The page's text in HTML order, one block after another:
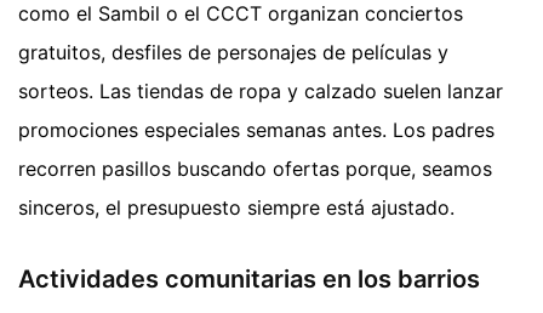
como el Sambil o el CCCT organizan conciertos
gratuitos, desfiles de personajes de películas y
sorteos. Las tiendas de ropa y calzado suelen lanzar
promociones especiales semanas antes. Los padres
recorren pasillos buscando ofertas porque, seamos
sinceros, el presupuesto siempre está ajustado.
Actividades comunitarias en los barrios